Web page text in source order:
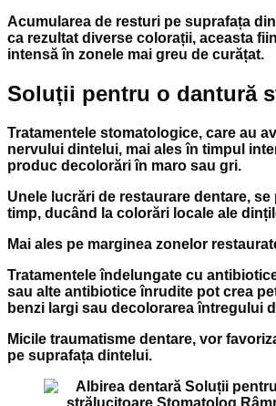
Acumularea de resturi pe suprafața
ca rezultat diverse colorații, aceasta
intensă în zonele mai greu de curățat.
Soluții pentru o dantură
Tratamentele stomatologice, care au
nervului dintelui, mai ales în timpul
produc decolorări în maro sau gri.
Unele lucrări de restaurare dentare,
timp, ducând la colorări locale ale
Mai ales pe marginea zonelor
Tratamentele îndelungate cu
sau alte antibiotice înrudite pot crea
benzi largi sau decolorarea întregului
Micile traumatisme dentare, vor
pe suprafața dintelui.